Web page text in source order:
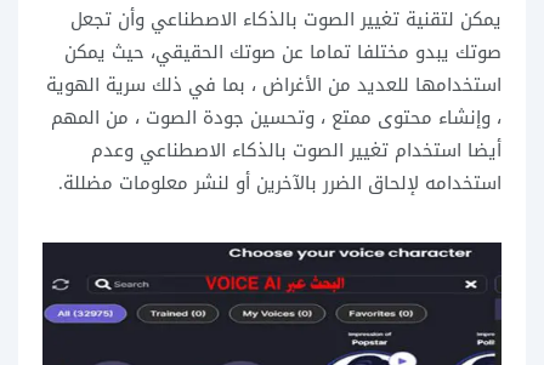
يمكن لتقنية تغيير الصوت بالذكاء الاصطناعي وأن تجعل
صوتك يبدو مختلفا تماما عن صوتك الحقيقي، حيث يمكن
استخدامها للعديد من الأغراض ، بما في ذلك سرية الهوية
، وإنشاء محتوى ممتع ، وتحسين جودة الصوت ، من المهم
أيضا استخدام تغيير الصوت بالذكاء الاصطناعي وعدم
استخدامه لإلحاق الضرر بالآخرين أو لنشر معلومات مضللة.